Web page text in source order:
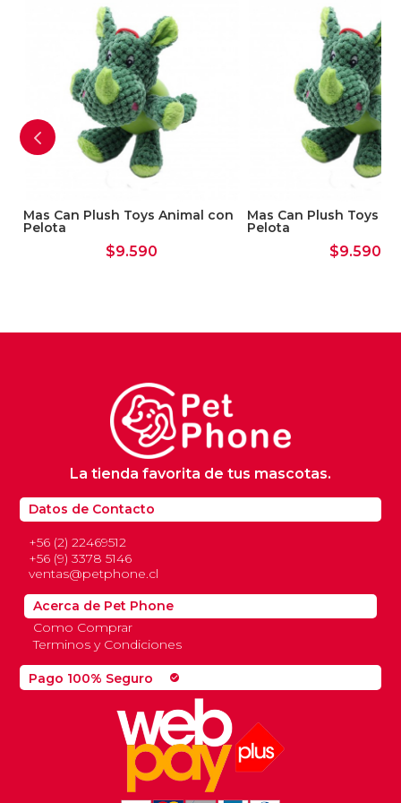
Mas Can Plush Toys Animal con
Pelota
$9.590
Mas Can Plush Toys
Pelota
$9.590
Pago 100% Seguro check_circle
Datos de Contacto
+56 (2) 22469512
+56 (9) 3378 5146
ventas@petphone.cl
La tienda favorita de tus mascotas.
Acerca de Pet Phone
Como Comprar
Terminos y Condiciones